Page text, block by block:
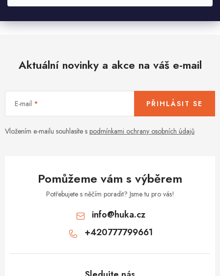
Aktuální novinky a akce na váš e-mail
E-mail
Vložením e-mailu souhlasíte s podmínkami ochrany osobních údajů
PŘIHLÁSIT SE
Pomůžeme vám s výběrem
Potřebujete s něčím poradit? Jsme tu pro vás!
info@huka.cz
+420777799661